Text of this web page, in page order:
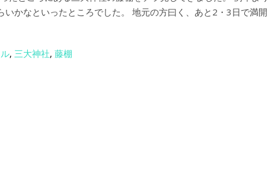
かなといったところでした。 地元の方曰く、あと2・3日で満開
, 三大神社, 藤棚